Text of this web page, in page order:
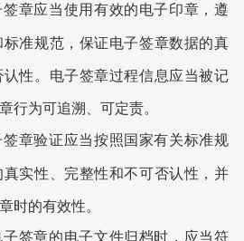
章应当使用有效的电子印章，遵
准规范，保证电子签章数据的真
性。电子签章过程信息应当被记
行为可追溯、可定责。
章验证应当按照国家有关标准规
实性、完整性和不可否认性，并
时的有效性。
签章的电子文件归档时，应当符